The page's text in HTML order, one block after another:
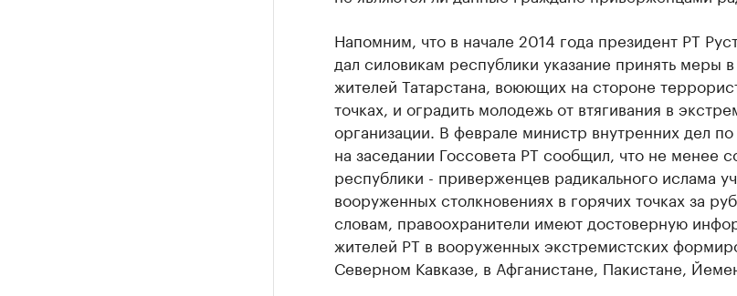
Напомним, что в начале 2014 года президент РТ
дал силовикам республики указание принять меры
жителей Татарстана, воюющих на стороне
точках, и оградить молодежь от втягивания в
организации. В феврале министр внутренних дел
на заседании Госсовета РТ сообщил, что не менее
республики - приверженцев радикального ислама
вооруженных столкновениях в горячих точках за
словам, правоохранители имеют достоверную
жителей РТ в вооруженных экстремистских
Северном Кавказе, в Афганистане, Пакистане,